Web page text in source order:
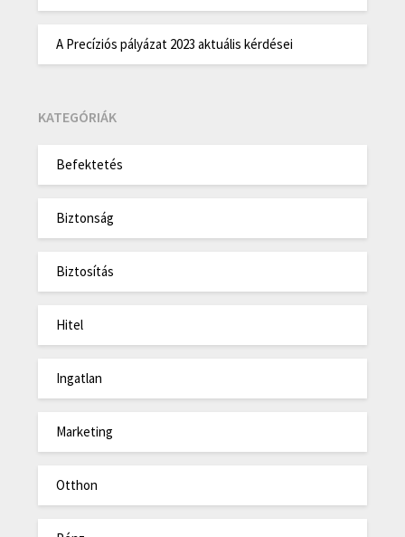
A Precíziós pályázat 2023 aktuális kérdései
KATEGÓRIÁK
Befektetés
Biztonság
Biztosítás
Hitel
Ingatlan
Marketing
Otthon